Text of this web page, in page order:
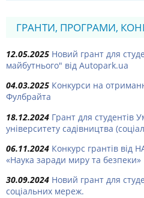
ГРАНТИ, ПРОГРАМИ,
12.05.2025 Новий грант для
майбутнього" від Autopark.ua
04.03.2025 Конкурси на
Фулбрайта
18.12.2024 Грант для студентів
університету садівництва
06.11.2024 Конкурс грантів від
«Наука заради миру та безпеки»
30.09.2024 Новий грант для
соціальних мереж.